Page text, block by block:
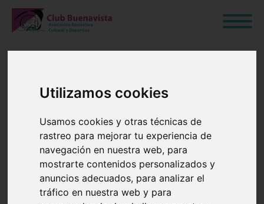
Utilizamos cookies
Usamos cookies y otras técnicas de
rastreo para mejorar tu experiencia de
navegación en nuestra web, para
mostrarte contenidos personalizados y
anuncios adecuados, para analizar el
tráfico en nuestra web y para
COMIENZO
TEMPORADA
PISCINA